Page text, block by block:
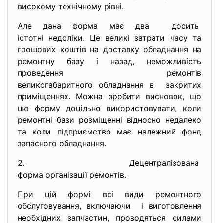
високому технічному рівні.
Але дана форма має два досить
істотні недоліки. Це великі затрати часу та
грошових коштів на доставку обладнання на
ремонтну базу і назад, неможливість
проведення ремонтів
великогабаритного обладнання в закритих
приміщеннях. Можна зробити висновок, що
цю форму доцільно використовувати, коли
ремонтні бази розміщенні відносно недалеко
та коли підприємство має належний фонд
запасного обладнання.
2. Децентралізована
форма організації ремонтів.
При цій формі всі види ремонтного
обслуговування, включаючи і виготовлення
необхідних запчастин, проводяться силами